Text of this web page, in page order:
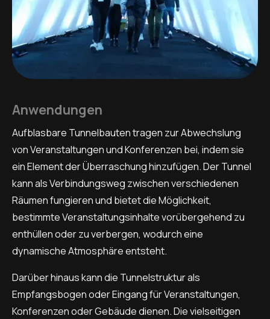
Anwendungen
Aufblasbare Tunnelbauten tragen zur Abwechslung
von Veranstaltungen und Konferenzen bei, indem sie
ein Element der Überraschung hinzufügen. Der Tunnel
kann als Verbindungsweg zwischen verschiedenen
Räumen fungieren und bietet die Möglichkeit,
bestimmte Veranstaltungsinhalte vorübergehend zu
enthüllen oder zu verbergen, wodurch eine
dynamische Atmosphäre entsteht.
Darüber hinaus kann die Tunnelstruktur als
Empfangsbogen oder Eingang für Veranstaltungen,
Konferenzen oder Gebäude dienen. Die vielseitigen